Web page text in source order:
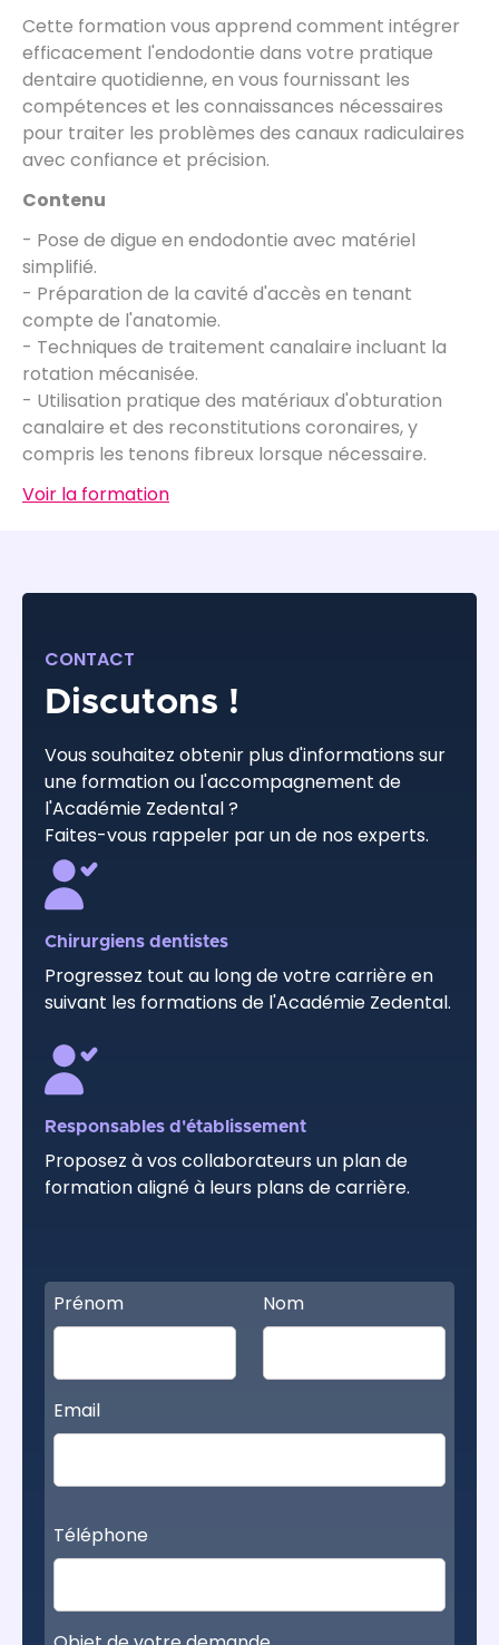
Cette formation vous apprend comment intégrer
efficacement l'endodontie dans votre pratique
dentaire quotidienne, en vous fournissant les
compétences et les connaissances nécessaires
pour traiter les problèmes des canaux radiculaires
avec confiance et précision.
Contenu
- Pose de digue en endodontie avec matériel
simplifié.
- Préparation de la cavité d'accès en tenant
compte de l'anatomie.
- Techniques de traitement canalaire incluant la
rotation mécanisée.
- Utilisation pratique des matériaux d'obturation
canalaire et des reconstitutions coronaires, y
compris les tenons fibreux lorsque nécessaire.
Voir la formation
CONTACT
Discutons !
Vous souhaitez obtenir plus d'informations sur
une formation ou l'accompagnement de
l'Académie Zedental ?
Faites-vous rappeler par un de nos experts.
Chirurgiens dentistes
Progressez tout au long de votre carrière en
suivant les formations de l'Académie Zedental.
Responsables d'établissement
Proposez à vos collaborateurs un plan de
formation aligné à leurs plans de carrière.
Prénom Nom
Email
Téléphone